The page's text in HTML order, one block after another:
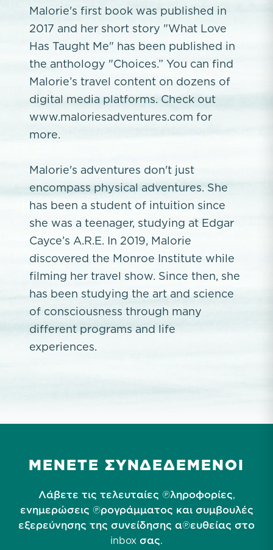
Malorie's first book was published in
2017 and her short story "What Love
Has Taught Me" has been published in
the anthology "Choices.” You can find
Malorie’s travel content on dozens of
digital media platforms. Check out
www.maloriesadventures.com for
more.
Malorie's adventures don't just
encompass physical adventures. She
has been a student of intuition since
she was a teenager, studying at Edgar
Cayce’s A.R.E. In 2019, Malorie
discovered the Monroe Institute while
filming her travel show. Since then, she
has been studying the art and science
of consciousness through many
different programs and life
experiences.
ΜΕΝΕΤΕ ΣΥΝΔΕΔΕΜΕΝΟΙ
Λάβετε τις τελευταίες πληροφορίες,
ενημερώσεις προγράμματος και συμβουλές
εξερεύνησης της συνείδησης απευθείας στο
inbox σας.